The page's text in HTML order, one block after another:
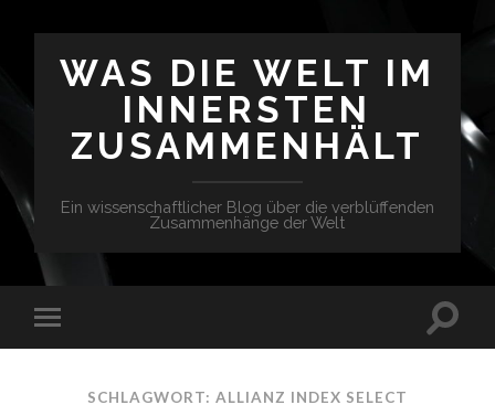
WAS DIE WELT IM
INNERSTEN
ZUSAMMENHÄLT
Ein wissenschaftlicher Blog über die verblüffenden
Zusammenhänge der Welt
SCHLAGWORT: ALLIANZ INDEX SELECT